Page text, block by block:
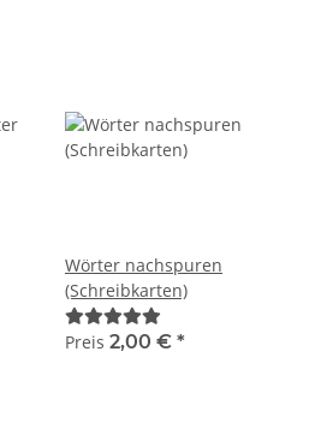
Wörter nachspuren
(Schreibkarten)
Preis 2,00 € *